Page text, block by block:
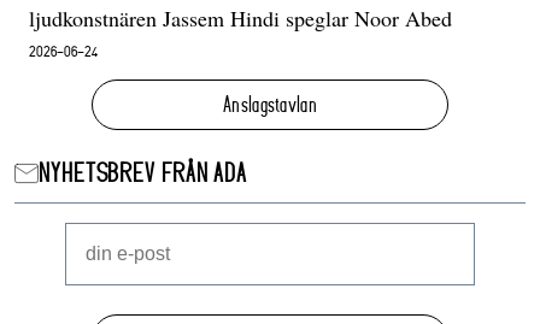
ljudkonstnären Jassem Hindi speglar Noor Abed
2026-06-24
Anslagstavlan
NYHETSBREV FRÅN ADA